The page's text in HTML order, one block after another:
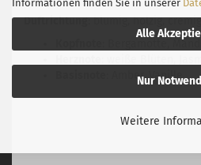
Informationen finden Sie in unserer
Alle
Nur
Weitere
Duftrichtung: blumig, holzig,
: Bergamotte,
: Amber, Vanille